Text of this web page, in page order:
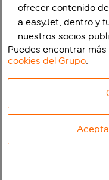
ofrecer contenido
a easyJet, dentro y
nuestros socios
Puedes encontrar
cookies del Grupo.